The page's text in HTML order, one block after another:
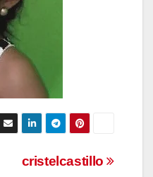
cristelcastillo